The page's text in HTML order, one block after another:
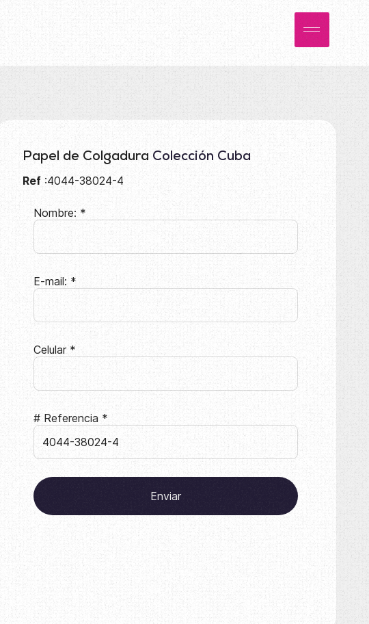
Papel de Colgadura Colección Cuba
Ref:4044-38024-4
Nombre: *
E-mail: *
Celular *
# Referencia *
Enviar